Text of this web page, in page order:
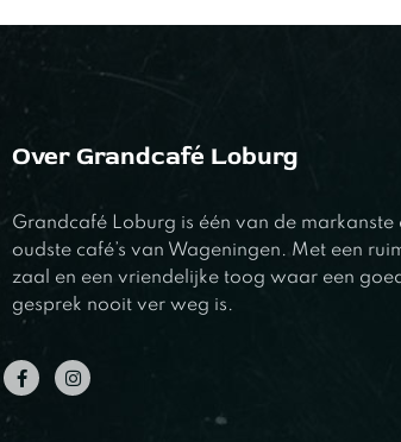
Over Grandcafé Loburg
Grandcafé Loburg is één van de markanste
oudste café’s van Wageningen. Met een
zaal en een vriendelijke toog waar een
gesprek nooit ver weg is.